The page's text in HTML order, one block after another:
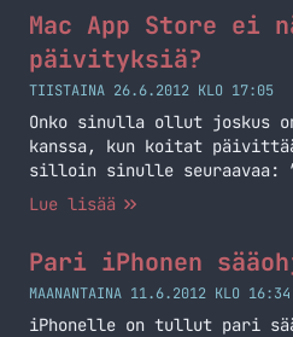
pelattua. Hintakaan ei ole
reilu neljä euroa on tästä…
Vice City iOS ympäristöön
Mac App Store ei
päivityksiä?
TIISTAINA 26.6.2012 KLO 17:05
Onko sinulla ollut joskus
kanssa, kun koitat
silloin sinulle seuraavaa:
kirjautumalla sisään
päivittää Coda 2:sta ja
tullut päivitys. App Store
minulla… Jatka lukemista
Lue lisää
Pari iPhonen
MAANANTAINA 11.6.2012 KLO 16:34
iPhonelle on tullut pari